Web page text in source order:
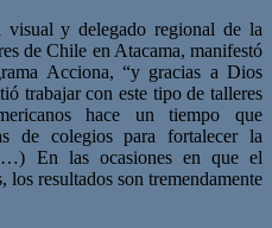
visual y delegado regional de la
de Chile en Atacama, manifestó
Acciona, “y gracias a Dios
trabajar con este tipo de talleres
hace un tiempo que
de colegios para fortalecer la
En las ocasiones en que el
los resultados son tremendamente